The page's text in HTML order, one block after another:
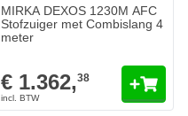
MIRKA DEXOS 1230M AFC
Stofzuiger met Combislang 4
meter
€ 1.362,38